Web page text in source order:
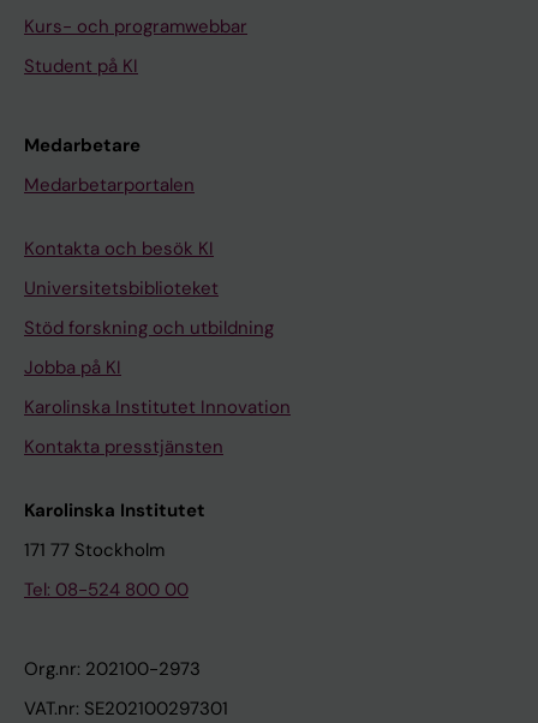
Kurs- och programwebbar
Student på KI
Medarbetare
Medarbetarportalen
Kontakta och besök KI
Universitetsbiblioteket
Stöd forskning och utbildning
Jobba på KI
Karolinska Institutet Innovation
Kontakta presstjänsten
Karolinska Institutet
171 77 Stockholm
Tel: 08-524 800 00
Org.nr: 202100-2973
VAT.nr: SE202100297301